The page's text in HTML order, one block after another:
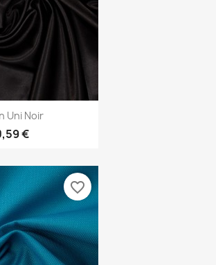
rapide
Uni Noir
€
favorite_border